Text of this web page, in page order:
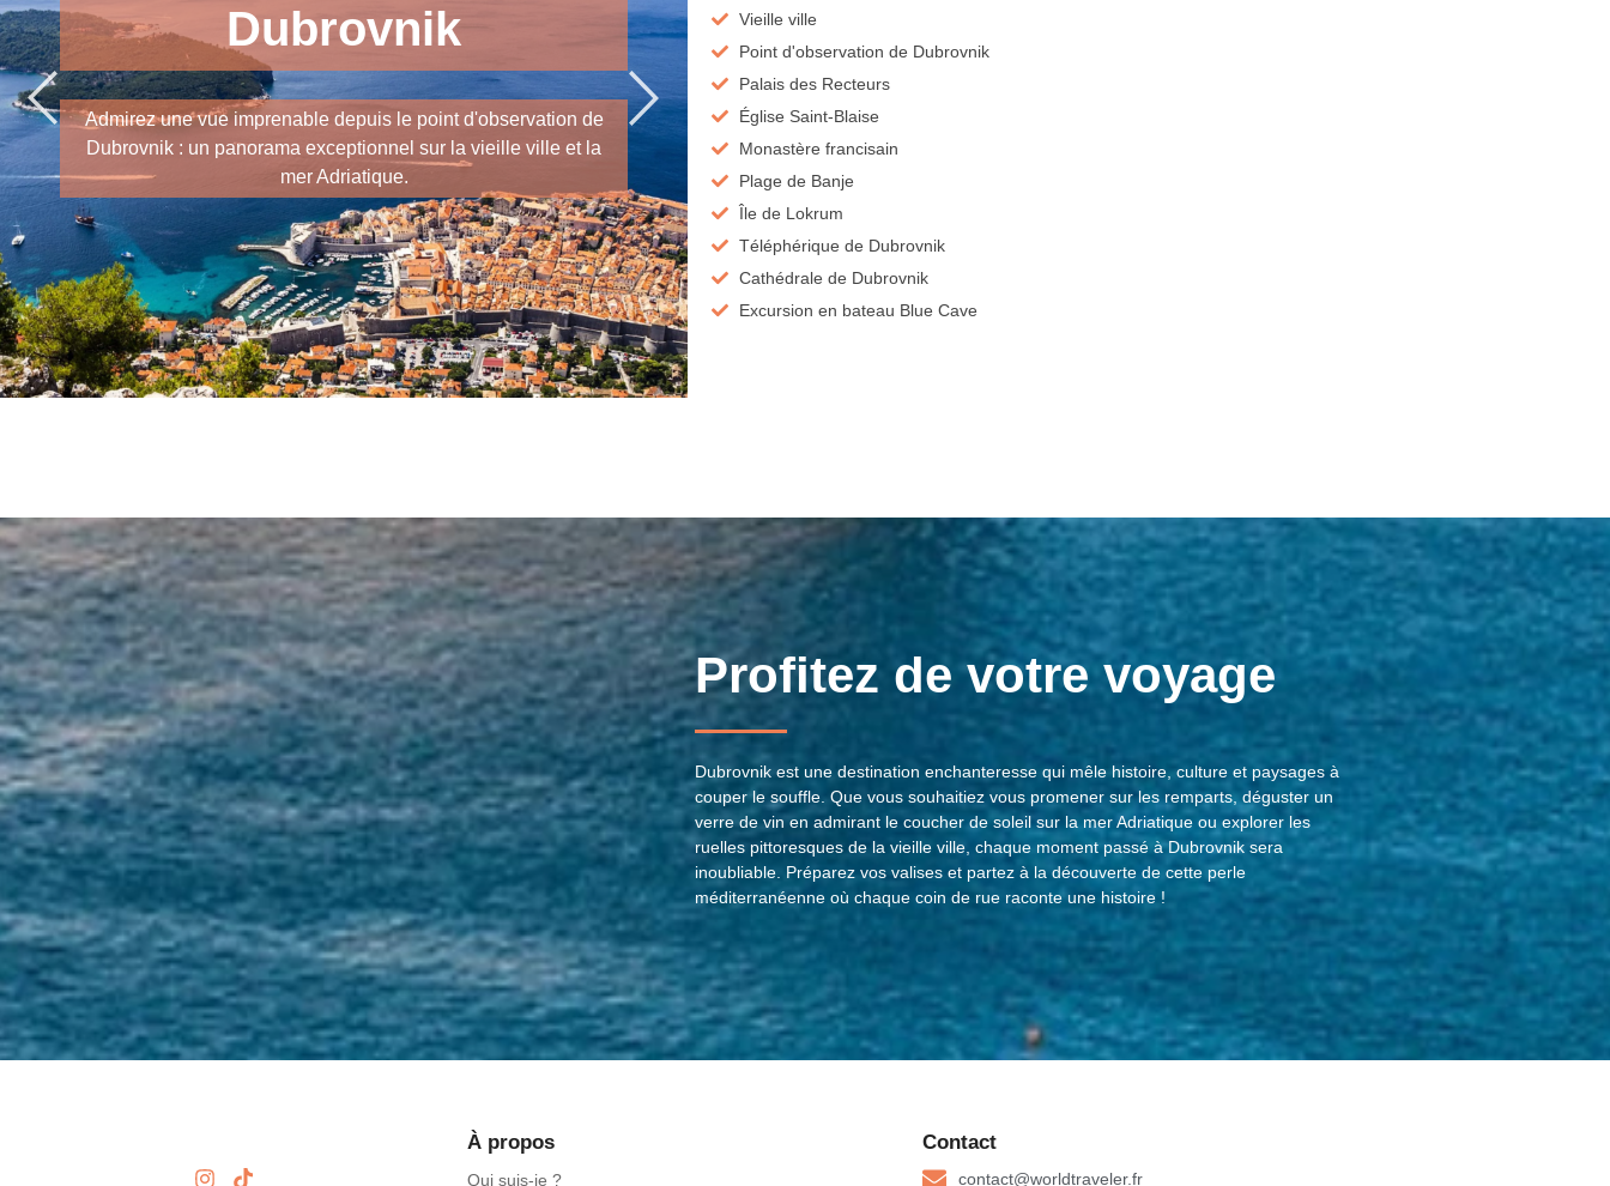
Dubrovnik
Admirez une vue imprenable depuis le point d'observation de
Dubrovnik : un panorama exceptionnel sur la vieille ville et la
mer Adriatique.
Dubrovnik
Vieille ville
Point d'observation de Dubrovnik
Palais des Recteurs
Église Saint-Blaise
Monastère francisain
Plage de Banje
Île de Lokrum
Téléphérique de Dubrovnik
Cathédrale de Dubrovnik
Excursion en bateau Blue Cave
Profitez de votre voyage
Dubrovnik est une destination enchanteresse qui mêle histoire, culture et paysages à
couper le souffle. Que vous souhaitiez vous promener sur les remparts, déguster un
verre de vin en admirant le coucher de soleil sur la mer Adriatique ou explorer les
ruelles pittoresques de la vieille ville, chaque moment passé à Dubrovnik sera
inoubliable. Préparez vos valises et partez à la découverte de cette perle
méditerranéenne où chaque coin de rue raconte une histoire !
À propos
Qui suis-je ?
Contact
contact@worldtraveler.fr